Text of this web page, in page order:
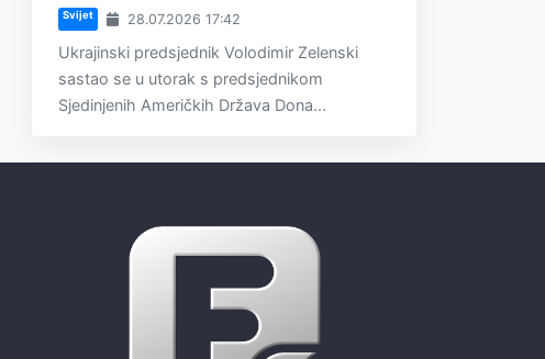
Svijet 28.07.2026 17:42
Ukrajinski predsjednik Volodimir Zelenski
sastao se u utorak s predsjednikom
Sjedinjenih Američkih Država Dona...